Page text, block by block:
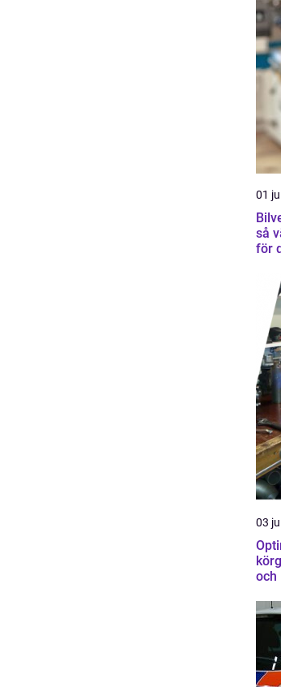
01
så
för
03
och